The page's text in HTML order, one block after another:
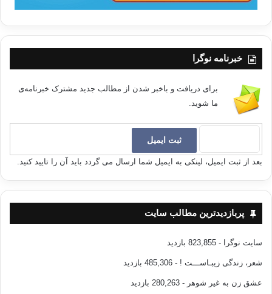
خبرنامه نوگرا
برای دریافت و باخبر شدن از مطالب جدید مشترک خبرنامه‌ی
ما شوید.
بعد از ثبت ایمیل، لینکی به ایمیل شما ارسال می گردد باید آن را تایید کنید.
پربازدیدترین مطالب سایت
سایت نوگرا - 823,855 بازدید
شعر، زندگی زیبـاســـت ! - 485,306 بازدید
عشق زن به غیر شوهر - 280,263 بازدید